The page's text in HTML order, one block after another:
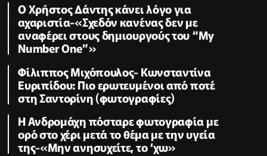
Ο Χρήστος Δάντης κάνει λόγο για
αχαριστία-«Σχεδόν κανένας δεν με
αναφέρει στους δημιουργούς του “My
Number One”»
Φίλιππος Μιχόπουλος- Κωνσταντίνα
Ευριπίδου: Πιο ερωτευμένοι από ποτέ
στη Σαντορίνη (φωτογραφίες)
Η Ανδρομάχη πόσταρε φωτoγραφία με
ορό στο χέρι μετά το θέμα με την υγεία
της-«Μην ανησυχείτε, το ‘χω»